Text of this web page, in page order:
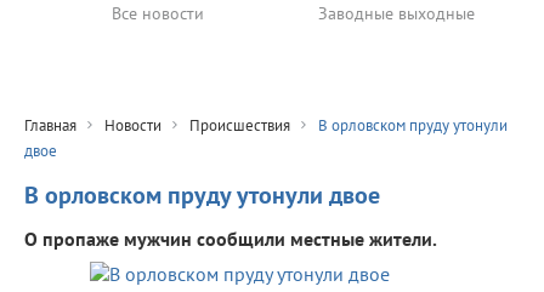
Все новости Заводные выходные
Главная Новости Происшествия
В орловском пруду утонули
двое
В орловском пруду утонули двое
О пропаже мужчин сообщили местные жители.